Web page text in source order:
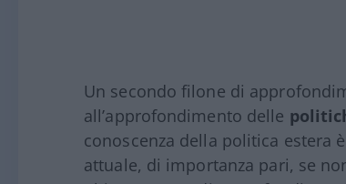
Un secondo filone di
all’approfondimento delle
conoscenza della politica estera
attuale, di importanza pari, se